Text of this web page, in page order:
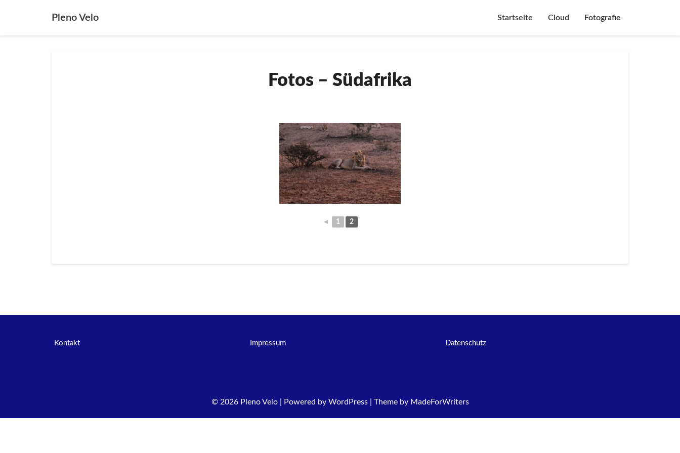
Pleno Velo Startseite Cloud Fotografie
–
Fotos – Südafrika
◄ 1 2
Kontakt Impressum Datenschutz
© 2026 Pleno Velo | Powered by WordPress| Theme by MadeForWriters